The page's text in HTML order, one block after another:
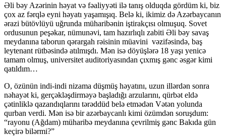
Əli bəy Azərinin həyat və fəaliyyəti ilə tanış olduqda gördüm ki, biz
çox az fərqlə eyni həyatı yaşamışıq. Belə ki, ikimiz də Azərbaycanın
ərazi bütövlüyü uğrunda müharibənin iştirakçısı olmuşuq. Sovet
ordusunun peşəkar, nümunəvi, tam hazırlıqlı zabiti Əli bəy savaş
meydanına taborun qərargah rəisinin müavini vəzifəsində, baş
leytenant rütbəsində atılmışdı. Mən isə döyüşlərə 18 yaşı yenicə
tamam olmuş, universitet auditoriyasından çıxmış gənc əsgər kimi
qatıldım…
O, özünün indi-indi nizama düşmüş həyatını, uzun illərdən sonra
nəhayət ki, gerçəkləşdirməyə başladığı arzularını, qürbət eldə
çətinliklə qazandıqlarını tərəddüd belə etmədən Vətən yolunda
qurban verdi. Mən isə bir azərbaycanlı kimi özümdən soruşdum:
“rayonu (Ağdam) müharibə meydanına çevrilmiş gənc Bakıda gün
keçirə bilərmi?”